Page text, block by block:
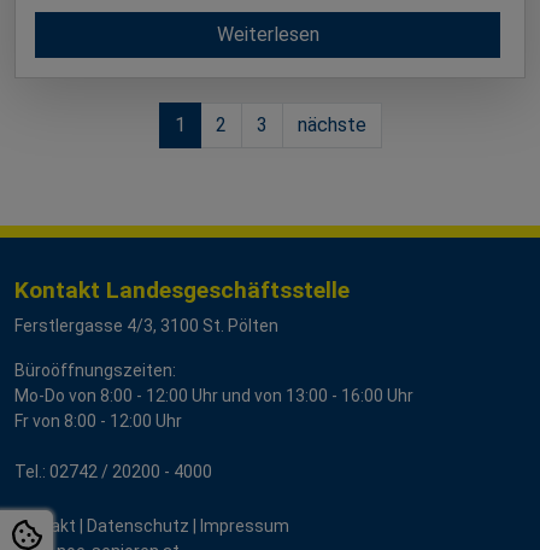
Weiterlesen
1 2 3 nächste
Kontakt Landesgeschäftsstelle
Ferstlergasse 4/3, 3100 St. Pölten
Büroöffnungszeiten:
Mo-Do von 8:00 - 12:00 Uhr und von 13:00 - 16:00 Uhr
Fr von 8:00 - 12:00 Uhr
Tel.: 02742 / 20200 - 4000
Kontakt Datenschutz
Impressum